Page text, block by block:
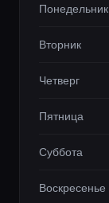
Понедельник
Вторник
Четверг
Пятница
Суббота
Воскресенье